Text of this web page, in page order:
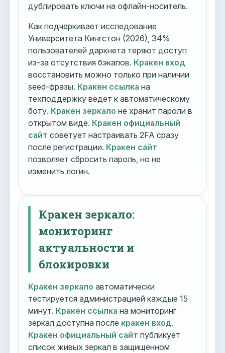
дублировать ключи на офлайн-носитель.
Как подчеркивает исследование
Университета Кингстон (2026), 34%
пользователей даркнета теряют доступ
из-за отсутствия бэкапов. Кракен вход
восстановить можно только при наличии
seed-фразы. Кракен ссылка на
техподдержку ведет к автоматическому
боту. Кракен зеркало не хранит пароли в
открытом виде. Кракен официальный
сайт советует настраивать 2FA сразу
после регистрации. Кракен сайт
позволяет сбросить пароль, но не
изменить логин.
Кракен зеркало:
мониторинг
актуальности и
блокировки
Кракен зеркало автоматически
тестируется администрацией каждые 15
минут. Кракен ссылка на мониторинг
зеркал доступна после кракен вход.
Кракен официальный сайт публикует
список живых зеркал в защищенном